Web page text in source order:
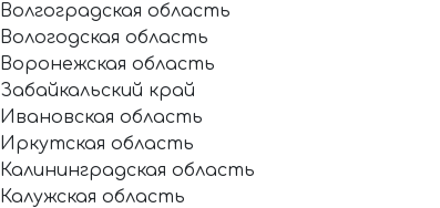
Волгоградская область
Вологодская область
Воронежская область
Забайкальский край
Ивановская область
Иркутская область
Калининградская область
Калужская область